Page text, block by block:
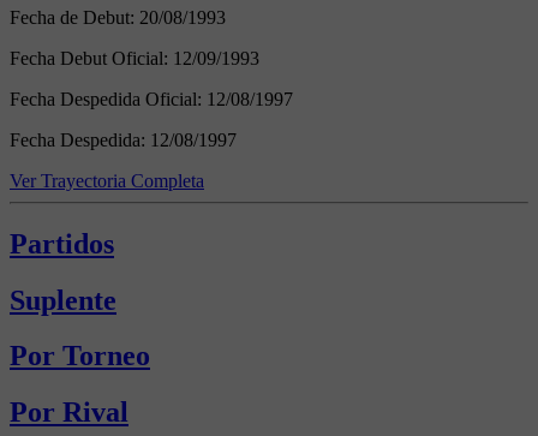
Fecha de Debut: 20/08/1993
Fecha Debut Oficial: 12/09/1993
Fecha Despedida Oficial: 12/08/1997
Fecha Despedida: 12/08/1997
Ver Trayectoria Completa
Partidos
Suplente
Por Torneo
Por Rival